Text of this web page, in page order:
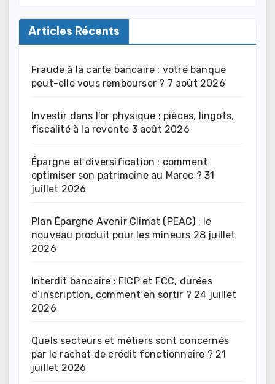
Articles Récents
Fraude à la carte bancaire : votre banque
peut-elle vous rembourser ? 7 août 2026
Investir dans l’or physique : pièces, lingots,
fiscalité à la revente 3 août 2026
Épargne et diversification : comment
optimiser son patrimoine au Maroc ? 31
juillet 2026
Plan Épargne Avenir Climat (PEAC) : le
nouveau produit pour les mineurs 28 juillet
2026
Interdit bancaire : FICP et FCC, durées
d’inscription, comment en sortir ? 24 juillet
2026
Quels secteurs et métiers sont concernés
par le rachat de crédit fonctionnaire ? 21
juillet 2026